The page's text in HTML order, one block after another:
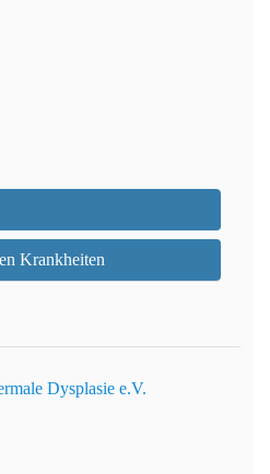
Krankheiten
Dysplasie e.V.